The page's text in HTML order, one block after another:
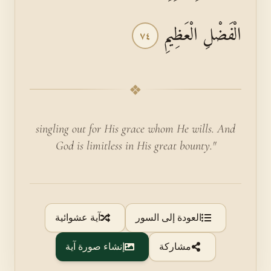
الْفَضْلِ الْعَظِيمِ ٧٤
❖
singling out for His grace whom He wills. And
God is limitless in His great bounty."
العودة إلى السور آية عشوائية
مشاركة إنشاء صورة آية